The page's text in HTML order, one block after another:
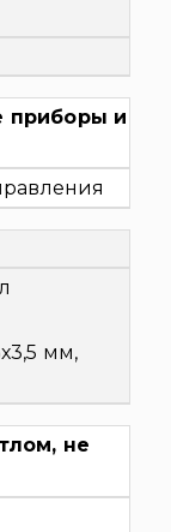
приборы и
мм,
не